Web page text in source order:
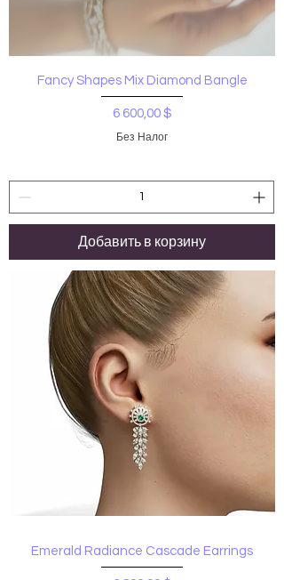
Fancy Shapes Mix Diamond Bangle
Цена
6 600,00 $
Без Налог
Добавить в корзину
Emerald Radiance Cascade Earrings